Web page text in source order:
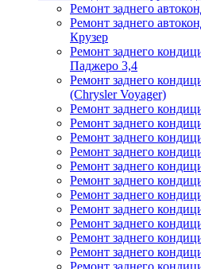
Ремонт заднего
Ремонт заднего
Крузер
Ремонт заднего
Паджеро 3,4
Ремонт заднего
(Chrysler Voyager)
Ремонт заднего
Ремонт заднего
Ремонт заднего
Ремонт заднего
Ремонт заднего
Ремонт заднего
Ремонт заднего
Ремонт заднего
Ремонт заднего
Ремонт заднего
Ремонт заднего